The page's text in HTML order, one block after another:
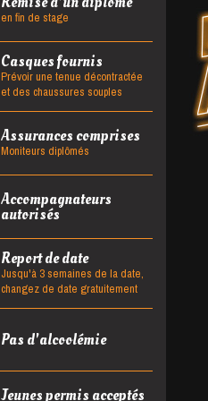
en fin de stage
Casques fournis
Prévoir une tenue décontractée
et des chaussures souples
Assurances comprises
Moniteurs diplômés
Accompagnateurs
autorisés
Report de date
Jusqu'à 3 semaines de la date,
changez de date gratuitement
Pas d'alcoolémie
Jeunes permis acceptés